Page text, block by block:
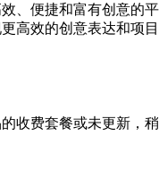
、便捷和富有创意的
高效的创意表达和项目
收费套餐或未更新，